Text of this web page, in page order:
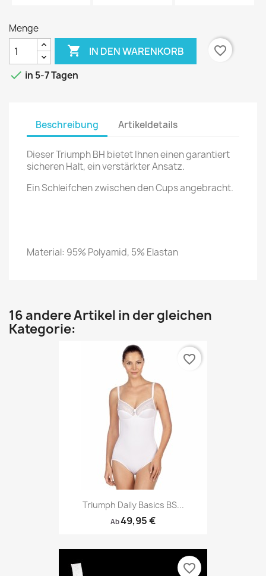
Menge
 IN DEN WARENKORB
favorite_border
 in 5-7 Tagen
Beschreibung Artikeldetails
Dieser Triumph BH bietet Ihnen einen garantiert
sicheren Halt, ein verstärkter Ansatz.
Ein Schleifchen zwischen den Cups angebracht.
Material: 95% Polyamid, 5% Elastan
16 andere Artikel in der gleichen
Kategorie:
Triumph Daily Basics BS...
Ab49,95 €
favorite_border
favorite_border